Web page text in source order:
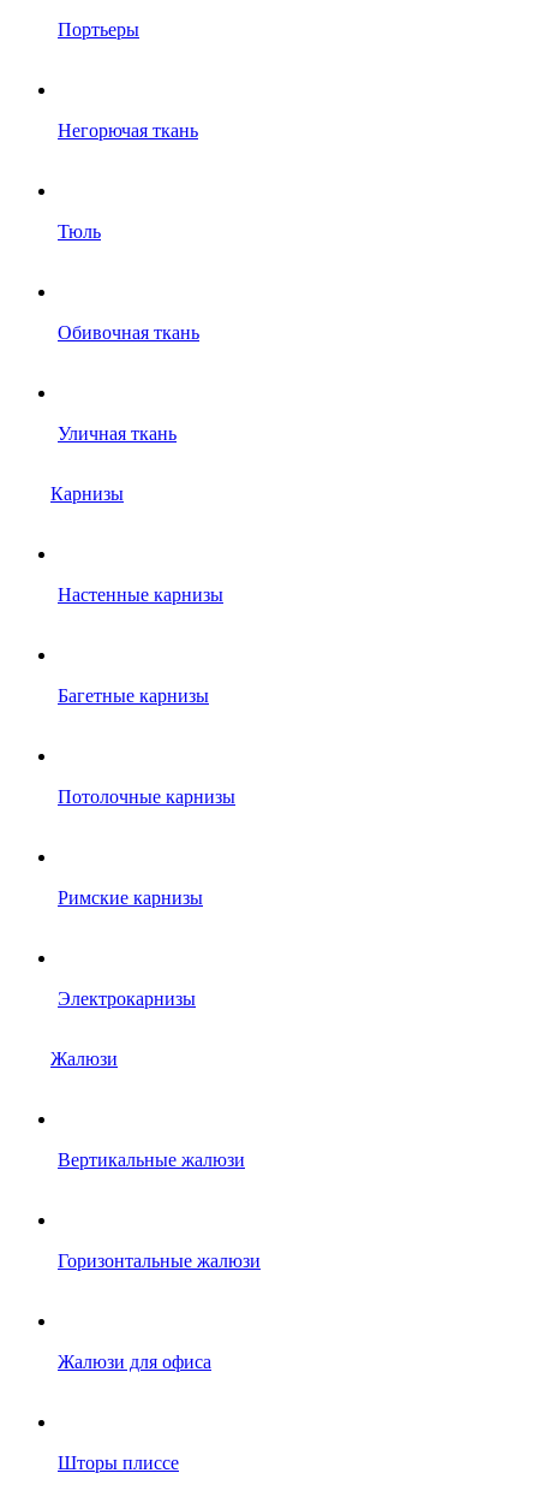
Портьеры
Негорючая ткань
Тюль
Обивочная ткань
Уличная ткань
Карнизы
Настенные карнизы
Багетные карнизы
Потолочные карнизы
Римские карнизы
Электрокарнизы
Жалюзи
Вертикальные жалюзи
Горизонтальные жалюзи
Жалюзи для офиса
Шторы плиссе